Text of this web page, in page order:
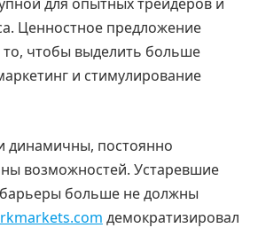
Ценностное предложение
чтобы выделить больше
и стимулирование
динамичны, постоянно
возможностей. Устаревшие
больше не должны
демократизировал